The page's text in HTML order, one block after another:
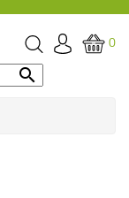
0
